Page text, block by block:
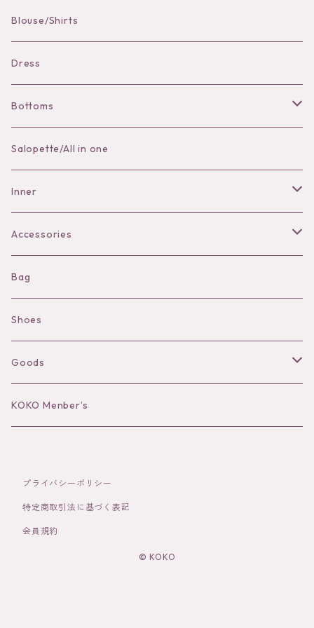
Blouse/Shirts
Dress
Bottoms
Skirt
Pants
Salopette/All in one
Inner
Bra
Shorts
Camisole
Long sleeve
Accessories
Necklace
Pierce/Earring
Ear Cuff
Bracelet／Bangle
Brooch
Hair Accessories
Bag
Shoes
Goods
Hat
Socks
KOKO Menber’s
プライバシーポリシー
特定商取引法に基づく表記
会員規約
© KOKO